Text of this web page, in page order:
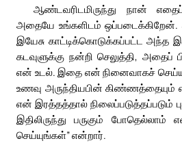
ஆண்டவரிடமிருந்து நான்
அதையே உங்களிடம்
இயேசு காட்டிக்கொடுக்கப்பட்ட அந்த
கடவுளுக்கு நன்றி செலுத்தி, அதைப்
என் உடல். இதை என் நினைவாகச்
உணவு அருந்தியபின் கிண்ணத்தையும்
என் இரத்தத்தால் நிலைப்படுத்தப்படும்
இதிலிருந்து பருகும்
செய்யுங்கள்” என்றார்.